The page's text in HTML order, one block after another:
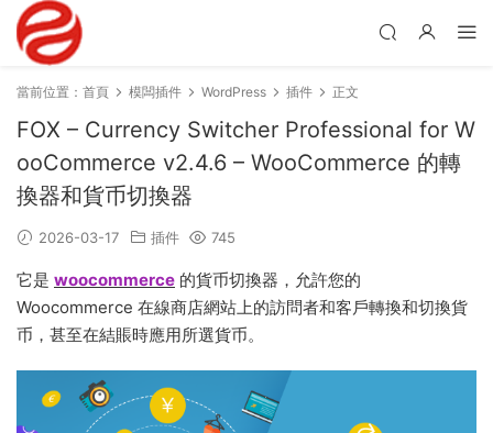
當前位置： 首頁 模闆插件 WordPress 插件 正文
FOX – Currency Switcher Professional for W
ooCommerce v2.4.6 – WooCommerce 的轉
換器和貨币切換器
2026-03-17 插件 745
它是 woocommerce 的貨币切換器，允許您的
Woocommerce 在線商店網站上的訪問者和客戶轉換和切換貨
币，甚至在結賬時應用所選貨币。